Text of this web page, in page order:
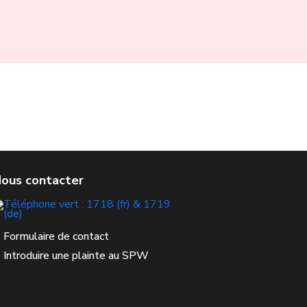
Formulaire de contact
Introduire une plainte au SPW